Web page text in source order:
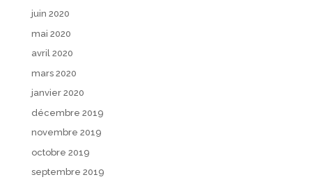
juin 2020
mai 2020
avril 2020
mars 2020
janvier 2020
décembre 2019
novembre 2019
octobre 2019
septembre 2019